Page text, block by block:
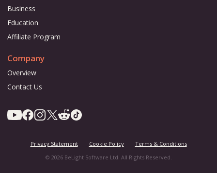
Business
Education
Affiliate Program
Company
Overview
Contact Us
Privacy Statement Cookie Policy
Terms & Conditions
© 2026 BeLight Software Ltd. All Rights Reserved.